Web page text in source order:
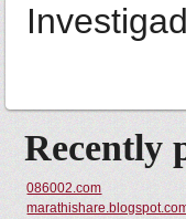
Recently
086002.com